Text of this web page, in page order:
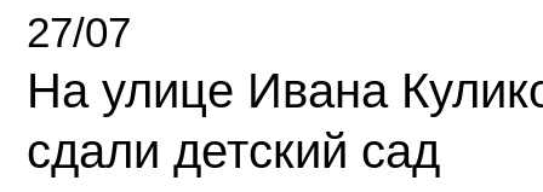
27/07
На улице Ивана
сдали детский сад